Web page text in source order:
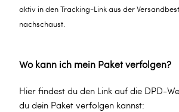
aktiv in den Tracking-Link aus der
nachschaust.
Wo kann ich mein Paket verfolgen?
Hier findest du den Link auf die DPD-
du dein Paket verfolgen kannst: